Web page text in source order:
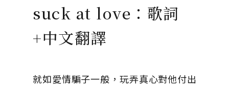
suck at love：歌詞
+中文翻譯
就如愛情騙子一般，玩弄真心對他付出